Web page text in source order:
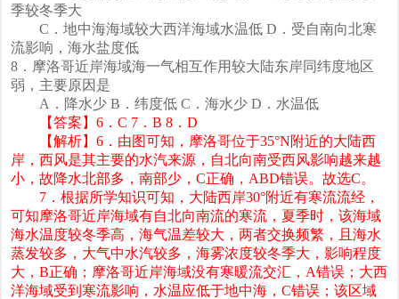
季较冬季大
C．地中海海域较大西洋海域水温低 D．受自南向北寒
流影响，海水盐度低
8．摩洛哥近岸海域海一气相互作用较大陆东岸同纬度地区
弱，主要原因是
A．降水少 B．纬度低 C．海水少 D．水温低
【答案】6．C 7．B 8．D
【解析】6．由图可知，摩洛哥位于35°N附近的大陆西
岸，西风是其主要的水汽来源，自北向南受西风影响越来越
小，故降水北部多，南部少，C正确，ABD错误。故选C。
7．根据所学知识可知，大陆西岸30°附近有寒流流经，
可知摩洛哥近岸海域有自北向南流的寒流，夏季时，该海域
海水温度较冬季高，海气温差较大，两者交换频繁，且海水
蒸发较多，大气中水汽较多，海雾浓度较冬季大，影响程度
大，B正确；摩洛哥近岸海域没有寒暖流交汇，A错误；大西
洋海域受到寒流影响，水温应低于地中海，C错误；该区域